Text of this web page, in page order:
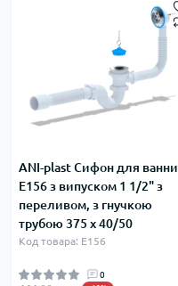
ANI-plast Сифон для ванни
Е156 з випуском 1 1/2" з
переливом, з гнучкою
трубою 375 x 40/50
Код товара: Е156
0